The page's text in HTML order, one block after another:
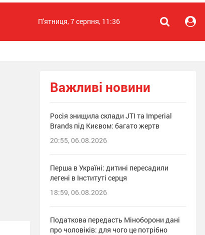
П'ятниця, 7 серпня, 11:36
Важливі новини
Росія знищила склади JTI та Imperial
Brands під Києвом: багато жертв
20:55, 06.08.2026
Перша в Україні: дитині пересадили
легені в Інституті серця
18:59, 06.08.2026
Податкова передасть Міноборони дані
про чоловіків: для чого це потрібно